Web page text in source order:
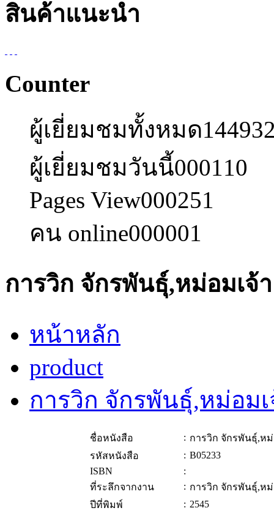
สินค้าแนะนำ
Counter
ผู้เยี่ยมชมทั้งหมด
ผู้เยี่ยมชมวันนี้000110
Pages View000251
คน online000001
การวิก จักรพันธุ์,หม่อมเจ้า
หน้าหลัก
product
การวิก จักรพันธุ์,หม่อมเ
ชื่อหนังสือ : การวิก จักรพันธุ์,หม่
รหัสหนังสือ
: B05233
ISBN
:
ที่ระลึกจากงาน
: การวิก จักรพันธุ์,หม่
ปีที่พิมพ์
: 2545